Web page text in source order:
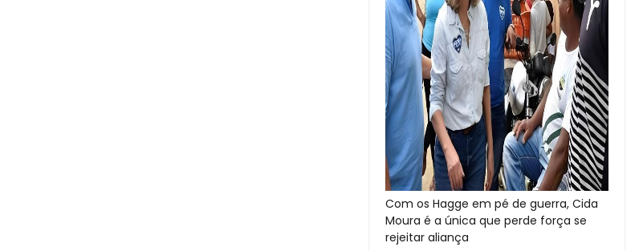
Com os Hagge em pé de guerra, Cida
Moura é a única que perde força se
rejeitar aliança